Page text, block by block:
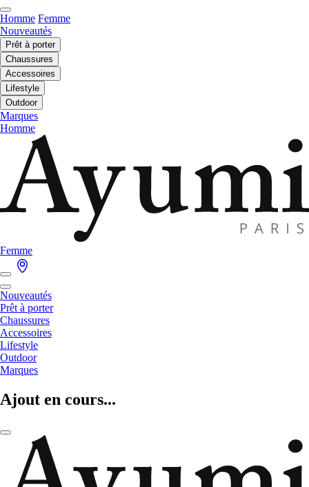
Homme Femme
Nouveautés
Prêt à porter
Chaussures
Accessoires
Lifestyle
Outdoor
Marques
Homme
Femme
Nouveautés
Prêt à porter
Chaussures
Accessoires
Lifestyle
Outdoor
Marques
Ajout en cours...